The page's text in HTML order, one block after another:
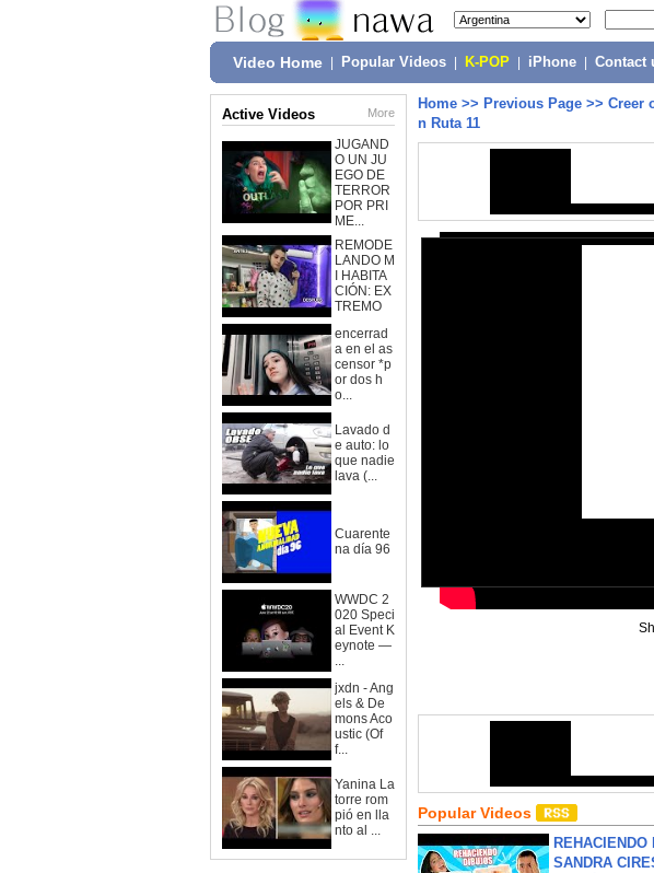
Video Home Popular Videos K-POP iPhone Contact
Active Videos More
JUGAND
O UN JU
EGO DE
TERROR
POR PRI
ME...
REMODE
LANDO M
I HABITA
CIÓN: EX
TREMO
encerrad
a en el as
censor *p
or dos h
o...
Lavado d
e auto: lo
que nadie
lava (...
Cuarente
na día 96
WWDC 2
020 Speci
al Event K
eynote —
...
jxdn - Ang
els & De
mons Aco
ustic (Of
f...
Yanina La
torre rom
pió en lla
nto al ...
Home >> Previous Page >> Creer
n Ruta 11
Popular Videos
REHACIENDO
SANDRA